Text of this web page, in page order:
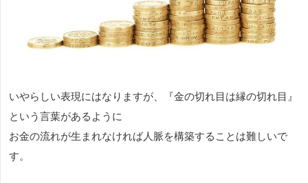
いやらしい表現にはなりますが、『金の切れ目は縁の切れ目』
という言葉があるように
お金の流れが生まれなければ人脈を構築することは難しいで
す。